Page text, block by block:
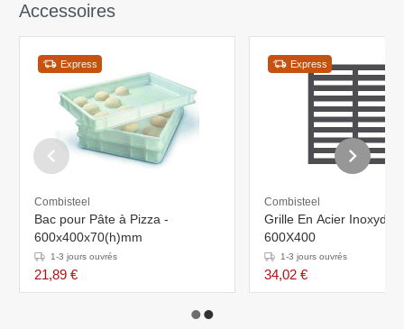
Accessoires
Express
Combisteel
Bac pour Pâte à Pizza -
600x400x70(h)mm
1-3 jours ouvrés
21,89 €
Express
Combisteel
Grille En Acier
600X400
1-3 jours ouvrés
34,02 €